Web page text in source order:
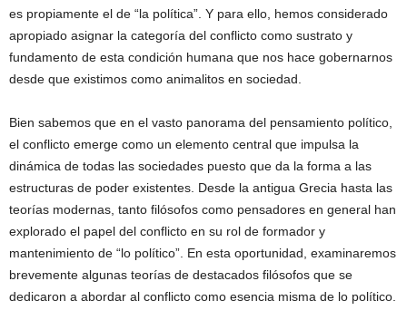
es propiamente el de “la política”. Y para ello, hemos considerado
apropiado asignar la categoría del conflicto como sustrato y
fundamento de esta condición humana que nos hace gobernarnos
desde que existimos como animalitos en sociedad.
Bien sabemos que en el vasto panorama del pensamiento político,
el conflicto emerge como un elemento central que impulsa la
dinámica de todas las sociedades puesto que da la forma a las
estructuras de poder existentes. Desde la antigua Grecia hasta las
teorías modernas, tanto filósofos como pensadores en general han
explorado el papel del conflicto en su rol de formador y
mantenimiento de “lo político”. En esta oportunidad, examinaremos
brevemente algunas teorías de destacados filósofos que se
dedicaron a abordar al conflicto como esencia misma de lo político.